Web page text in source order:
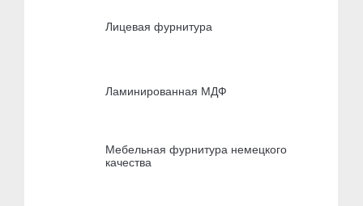
Лицевая фурнитура
Ламинированная МДФ
Мебельная фурнитура немецкого
качества